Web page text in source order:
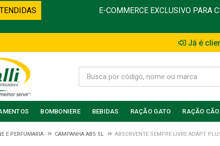
E-COMMERCE EXCLUSIVO PARA
Já é
BOMBONIERE BEBIDAS RAÇÃO GATO RAÇÃO CÃO
E PERFUMARIA CAMPANHA ABS SL ABSORVENTE SEMPRE LIVRE ADAPT